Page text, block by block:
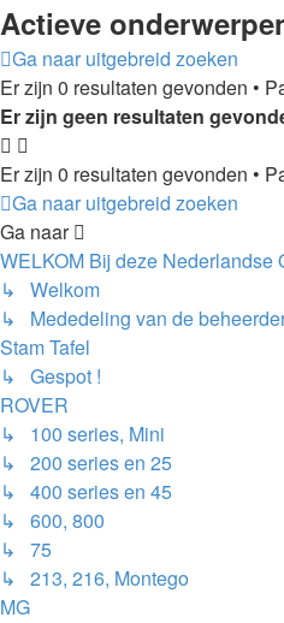
Actieve
Ga naar uitgebreid zoeken
Er zijn 0 resultaten gevonden •
Er zijn geen resultaten
Er zijn 0 resultaten gevonden •
Ga naar uitgebreid zoeken
Ga naar
WELKOM Bij deze Nederlandse
↳ Welkom
↳ Mededeling van de
Stam Tafel
↳ Gespot !
ROVER
↳ 100 series, Mini
↳ 200 series en 25
↳ 400 series en 45
↳ 600, 800
↳ 75
↳ 213, 216, Montego
MG